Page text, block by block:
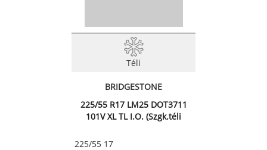
Téli
BRIDGESTONE
225/55 R17 LM25 DOT3711
101V XL TL I.O. (Szgk.téli
225/55 17